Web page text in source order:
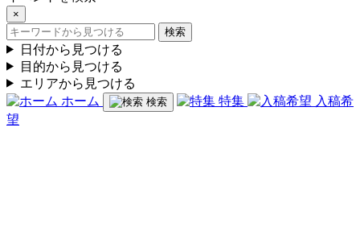
×
検索
日付から見つける
目的から見つける
エリアから見つける
ホーム
検索 特集
入稿希
望